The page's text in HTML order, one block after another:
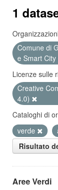
1
Comune di
e Smart City
Licenze sulle
Creative
4.0)
Cataloghi di
verde
Risultato
Aree Verdi